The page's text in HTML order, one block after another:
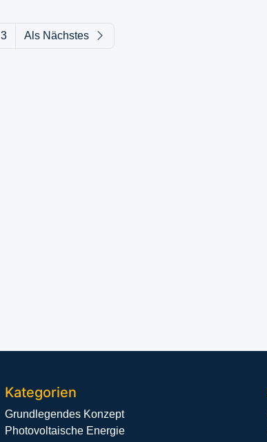
3 Als Nächstes
Kategorien
Grundlegendes Konzept
Photovoltaische Energie